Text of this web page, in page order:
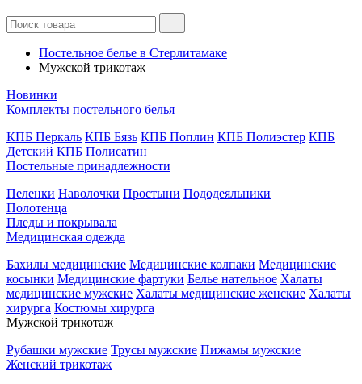
Постельное белье в Стерлитамаке
Мужской трикотаж
Новинки
Комплекты постельного белья
КПБ Перкаль КПБ Бязь КПБ Поплин КПБ Полиэстер КПБ
Детский КПБ Полисатин
Постельные принадлежности
Пеленки Наволочки Простыни Пододеяльники
Полотенца
Пледы и покрывала
Медицинская одежда
Бахилы медицинские Медицинские колпаки Медицинские
косынки Медицинские фартуки Белье нательное Халаты
медицинские мужские Халаты медицинские женские Халаты
хирурга Костюмы хирурга
Мужской трикотаж
Рубашки мужские Трусы мужские Пижамы мужские
Женский трикотаж